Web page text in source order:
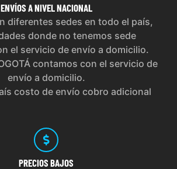
ENVÍOS A NIVEL NACIONAL
diferentes sedes en todo el país,
donde no tenemos sede
el servicio de envío a domicilio.
contamos con el servicio de
envío a domicilio.
costo de envío cobro adicional
PRECIOS BAJOS